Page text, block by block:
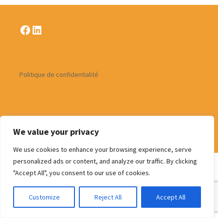
We value your privacy
We use cookies to enhance your browsing experience, serve
personalized ads or content, and analyze our traffic. By clicking
"Accept All", you consent to our use of cookies.
Customize Reject All Accept All
Facebook
LinkedIn
Politique de confidentialité
Fièrement propulsé par WordPress